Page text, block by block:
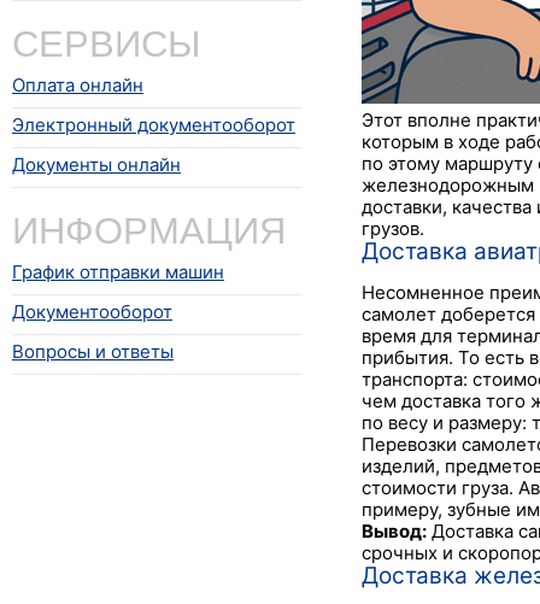
СЕРВИСЫ
Оплата онлайн
Электронный документооборот
Документы онлайн
ИНФОРМАЦИЯ
График отправки машин
Документооборот
Вопросы и ответы
Этот вполне
которым в ходе
по этому
железнодорожным
доставки,
грузов.
Доставка
Несомненное
самолет
время для
прибытия. То есть
транспорта:
чем доставка того
по весу и размеру:
Перевозки
изделий,
стоимости груза.
примеру, зубные
Вывод: Доставка
срочных и
Доставка